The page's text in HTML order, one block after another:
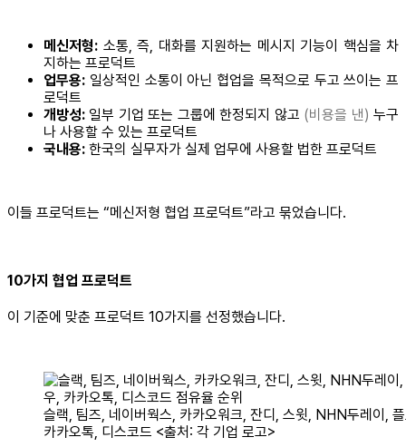
메신저형: 소통, 즉, 대화를 지원하는 메시지 기능이 핵심을 차
지하는 프로덕트
업무용: 일상적인 소통이 아닌 협업을 목적으로 두고 쓰이는 프
로덕트
개방성: 일부 기업 또는 그룹에 한정되지 않고 (비용을 낸) 누구
나 사용할 수 있는 프로덕트
국내용: 한국의 실무자가 실제 업무에 사용할 법한 프로덕트
이들 프로덕트는 “메신저형 협업 프로덕트”라고 묶었습니다.
10가지 협업 프로덕트
이 기준에 맞춘 프로덕트 10가지를 선정했습니다.
슬랙, 팀즈, 네이버웍스, 카카오워크, 잔디, 스윗, NHN두레이,
카카오톡, 디스코드 <출처: 각 기업 로고>